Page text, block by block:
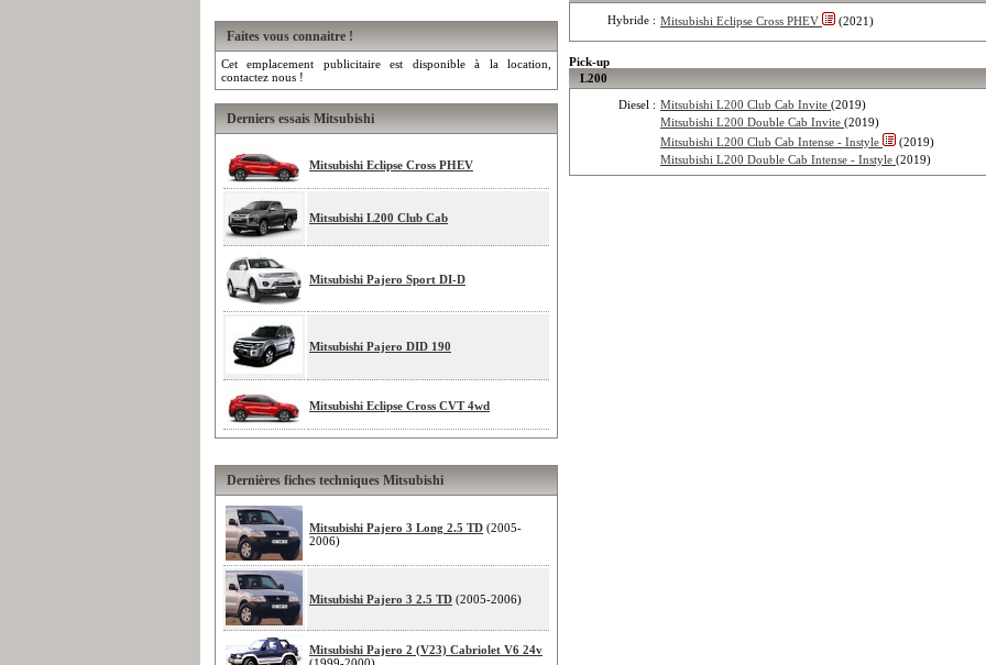
Faites vous connaitre !
Cet emplacement publicitaire est disponible à la location,
contactez nous !
Derniers essais Mitsubishi
Mitsubishi Eclipse Cross PHEV
Mitsubishi L200 Club Cab
Mitsubishi Pajero Sport DI-D
Mitsubishi Pajero DID 190
Mitsubishi Eclipse Cross CVT 4wd
Dernières fiches techniques Mitsubishi
Mitsubishi Pajero 3 Long 2.5 TD (2005-
2006)
Mitsubishi Pajero 3 2.5 TD (2005-2006)
Mitsubishi Pajero 2 (V23) Cabriolet V6 24v
(1999-2000)
Hybride : Mitsubishi Eclipse Cross PHEV (2021)
Pick-up
L200
Diesel : Mitsubishi L200 Club Cab Invite (2019)
Mitsubishi L200 Double Cab Invite (2019)
Mitsubishi L200 Club Cab Intense - Instyle
(2019)
Mitsubishi L200 Double Cab Intense - Instyle (2019)